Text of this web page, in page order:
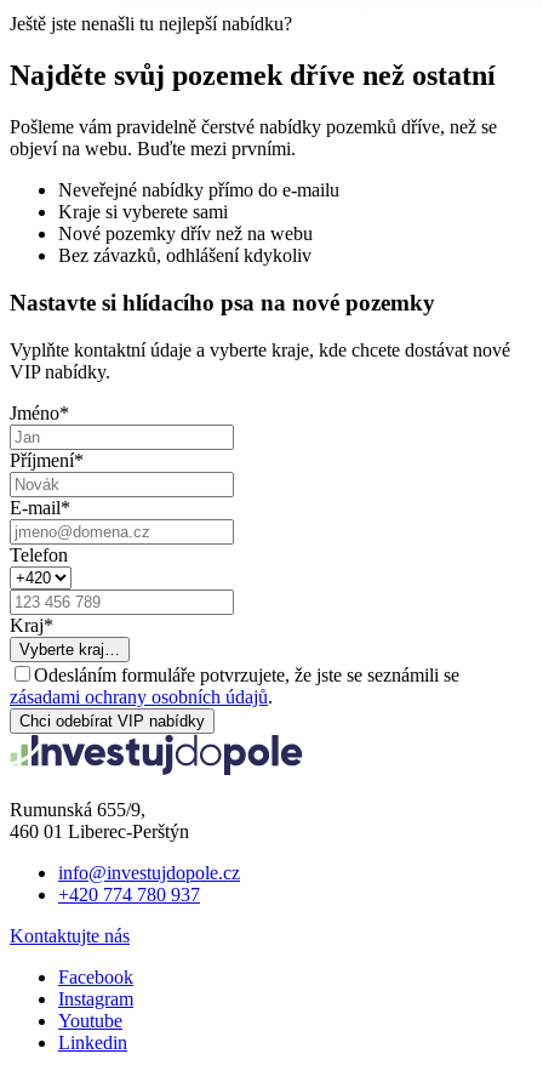
Ještě jste nenašli tu nejlepší nabídku?
Najděte svůj pozemek dříve než ostatní
Pošleme vám pravidelně čerstvé nabídky pozemků dříve, než se
objeví na webu. Buďte mezi prvními.
Neveřejné nabídky přímo do e-mailu
Kraje si vyberete sami
Nové pozemky dřív než na webu
Bez závazků, odhlášení kdykoliv
Nastavte si hlídacího psa na nové pozemky
Vyplňte kontaktní údaje a vyberte kraje, kde chcete dostávat nové
VIP nabídky.
Jméno*
Příjmení*
E-mail*
Telefon
Kraj*
Vyberte kraj…
Odesláním formuláře potvrzujete, že jste se seznámili se
zásadami ochrany osobních údajů.
Chci odebírat VIP nabídky
Rumunská 655/9,
460 01 Liberec-Perštýn
info@investujdopole.cz
+420 774 780 937
Kontaktujte nás
Facebook
Instagram
Youtube
Linkedin